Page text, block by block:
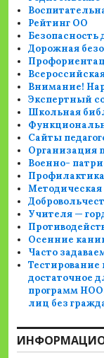
Рейтинг ОО
Безопасность
Дорожная
Внимание!
Экспертный
Школьная
Сайты
Организация
Военно-
Методическая
Учителя —
Осенние
Часто
Тестирование
достаточное
программ
лиц без